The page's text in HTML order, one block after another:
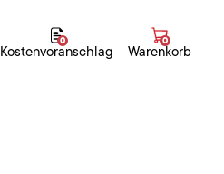
Kostenvoranschlag
0
Warenkorb
0